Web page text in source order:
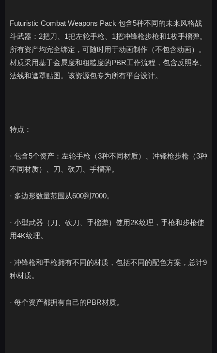
Futuristic Combat Weapons Pack 包含5种不同的未来风格战
斗武器：2把刀、1把左轮手枪、1把冲锋枪步枪和1枚手榴弹。
所有资产均完全绑定，可随时用于动画制作（不包含动画）。
材质采用基于金属度和粗糙度的PBR工作流程，包含反照率、
法线和遮罩贴图。该资源包专为所有平台设计。
特点：
· 包含5个资产：左轮手枪（3种不同材质）、冲锋枪步枪（3种
不同材质）、刀、砍刀、手榴弹。
· 多边形数量范围从600到7000。
· 小型武器（刀、砍刀、手榴弹）使用2K纹理，手枪和步枪使
用4K纹理。
· 冲锋枪和手枪拥有不同的材质，包括不同的配色方案，总计9
种材质。
· 每个资产都拥有自己的PBR材质。